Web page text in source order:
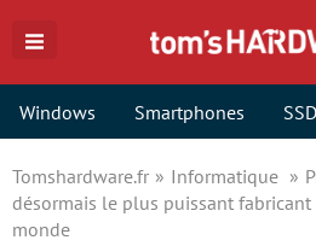
Windows Smartphones SSD
Tomshardware.fr Informatique
désormais le plus puissant
monde